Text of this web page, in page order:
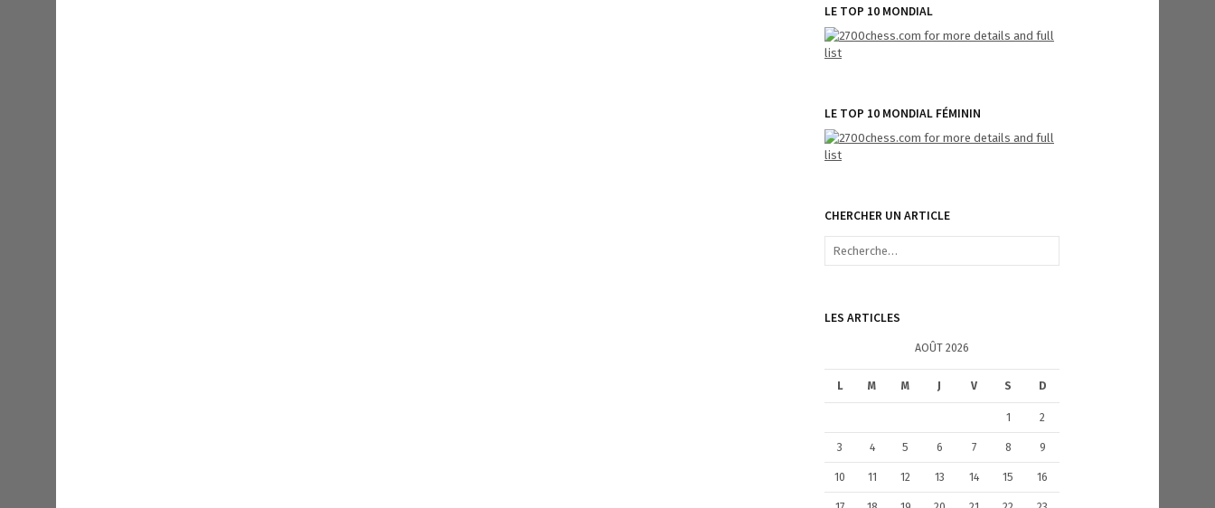
LE TOP 10 MONDIAL
LE TOP 10 MONDIAL FÉMININ
CHERCHER UN ARTICLE
R
r
:
LES ARTICLES
AOÛT 2026
L M M J V S D
1 2
3 4 5 6 7 8 9
10 11 12 13 14 15 16